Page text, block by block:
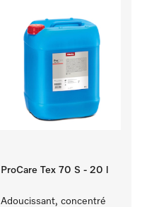
ProCare Tex 70 S - 20 l
Adoucissant, concentré